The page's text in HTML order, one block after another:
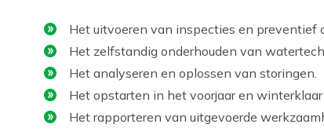
Het uitvoeren van inspecties en preventief
Het zelfstandig onderhouden van
Het analyseren en oplossen van storingen.
Het opstarten in het voorjaar en
Het rapporteren van uitgevoerde